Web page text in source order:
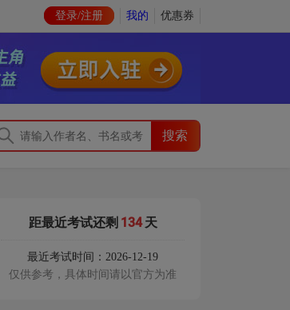
登录/注册 我的 优惠券
距最近考试还剩 134 天
最近考试时间：2026-12-19
仅供参考，具体时间请以官方为准